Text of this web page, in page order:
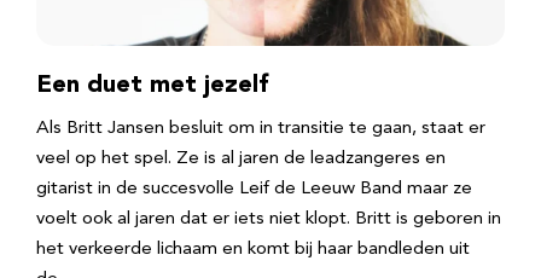
Een duet met jezelf
Als Britt Jansen besluit om in transitie te gaan, staat er
veel op het spel. Ze is al jaren de leadzangeres en
gitarist in de succesvolle Leif de Leeuw Band maar ze
voelt ook al jaren dat er iets niet klopt. Britt is geboren in
het verkeerde lichaam en komt bij haar bandleden uit